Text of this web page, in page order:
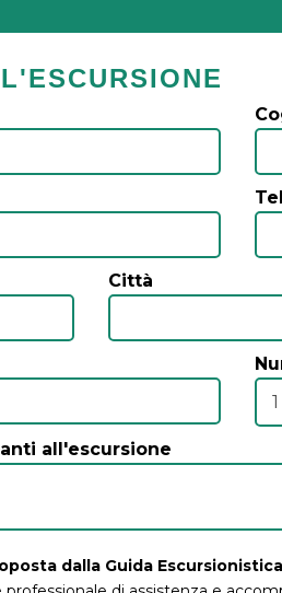
Città
all'escursione
dalla Guida